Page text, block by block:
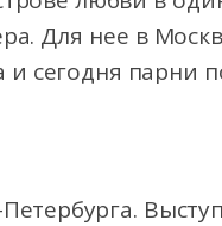
Для нее в
сегодня парни